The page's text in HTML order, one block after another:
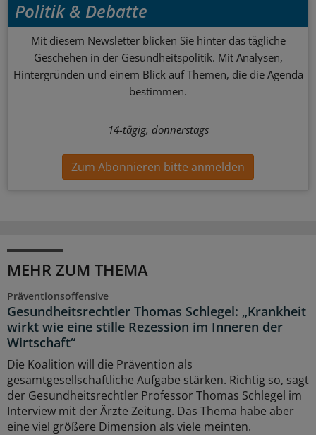
Politik & Debatte
Mit diesem Newsletter blicken Sie hinter das tägliche
Geschehen in der Gesundheitspolitik. Mit Analysen,
Hintergründen und einem Blick auf Themen, die die Agenda
bestimmen.
14-tägig, donnerstags
Zum Abonnieren bitte anmelden
MEHR ZUM THEMA
Präventionsoffensive
Gesundheitsrechtler Thomas Schlegel: „Krankheit
wirkt wie eine stille Rezession im Inneren der
Wirtschaft“
Die Koalition will die Prävention als
gesamtgesellschaftliche Aufgabe stärken. Richtig so, sagt
der Gesundheitsrechtler Professor Thomas Schlegel im
Interview mit der Ärzte Zeitung. Das Thema habe aber
eine viel größere Dimension als viele meinten.